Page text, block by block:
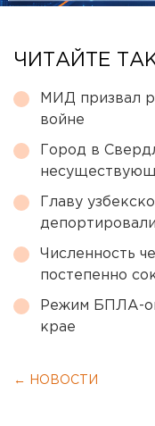
ЧИТАЙТЕ
МИД призвал
войне
Город в
Главу
Численность
постепенно
Режим БПЛА-
крае
← НОВОСТИ